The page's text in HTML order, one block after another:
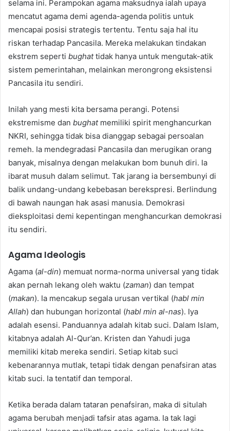
selama ini. Perampokan agama maksudnya ialah upaya
mencatut agama demi agenda-agenda politis untuk
mencapai posisi strategis tertentu. Tentu saja hal itu
riskan terhadap Pancasila. Mereka melakukan tindakan
ekstrem seperti bughattidak hanya untuk mengutak-atik
sistem pemerintahan, melainkan merongrong eksistensi
Pancasila itu sendiri.
Inilah yang mesti kita bersama perangi. Potensi
ekstremisme dan bughatmemiliki spirit menghancurkan
NKRI, sehingga tidak bisa dianggap sebagai persoalan
remeh. Ia mendegradasi Pancasila dan merugikan orang
banyak, misalnya dengan melakukan bom bunuh diri. Ia
ibarat musuh dalam selimut. Tak jarang ia bersembunyi di
balik undang-undang kebebasan berekspresi. Berlindung
di bawah naungan hak asasi manusia. Demokrasi
dieksploitasi demi kepentingan menghancurkan demokrasi
itu sendiri.
Agama Ideologis
Agama (al-din) memuat norma-norma universal yang tidak
akan pernah lekang oleh waktu (zaman) dan tempat
(makan). Ia mencakup segala urusan vertikal (habl min
Allah) dan hubungan horizontal (habl min al-nas). Iya
adalah esensi. Panduannya adalah kitab suci. Dalam Islam,
kitabnya adalah Al-Qur’an. Kristen dan Yahudi juga
memiliki kitab mereka sendiri. Setiap kitab suci
kebenarannya mutlak, tetapi tidak dengan penafsiran atas
kitab suci. Ia tentatif dan temporal.
Ketika berada dalam tataran penafsiran, maka di situlah
agama berubah menjadi tafsir atas agama. Ia tak lagi